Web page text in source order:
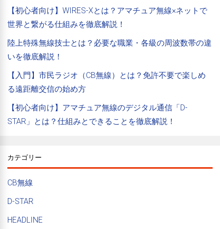
【初心者向け】WIRES-Xとは？アマチュア無線×ネットで
世界と繋がる仕組みを徹底解説！
陸上特殊無線技士とは？必要な職業・各級の周波数帯の違
いを徹底解説！
【入門】市民ラジオ（CB無線）とは？免許不要で楽しめ
る遠距離交信の始め方
【初心者向け】アマチュア無線のデジタル通信「D-
STAR」とは？仕組みとできることを徹底解説！
カテゴリー
CB無線
D-STAR
HEADLINE